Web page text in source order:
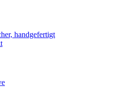
handgefertigt